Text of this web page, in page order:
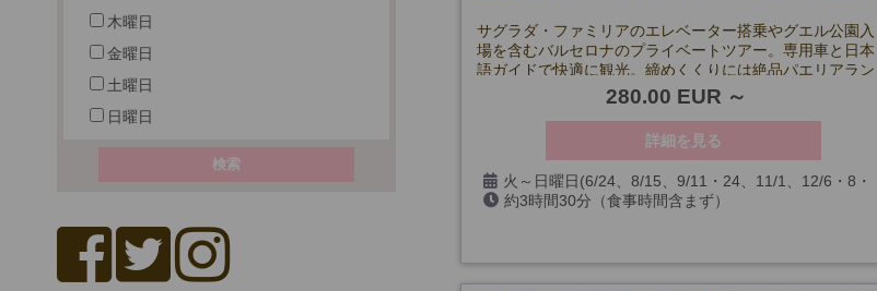
サグラダ・ファミリアのエレベーター搭乗やグエル公園入
場を含むバルセロナのプライベートツアー。専用車と日本
語ガイドで快適に観光。締めくくりには絶品パエリアラン
チを堪能！予約が難しいスポットもスムーズに訪問できま
280.00 EUR
詳細を見る
火～日曜日(6/24、8/15、9/11・24、11/1、12/6・8・
25・26、1/6、およびサグラダ･ファミリア閉館日を除く)
約3時間30分（食事時間含まず）
木曜日
金曜日
土曜日
日曜日